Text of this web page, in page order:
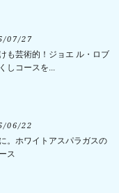
07/27
も芸術的！ジョエ ル・ロブ
しコースを...
06/22
。ホワイトアスパラガスの
ス